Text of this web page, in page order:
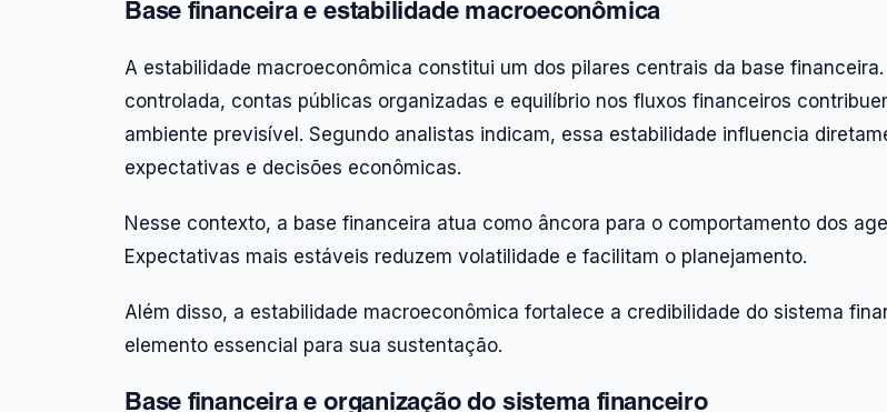
Base financeira e estabilidade macroeconômica
A estabilidade macroeconômica constitui um dos pilares centrais da base
controlada, contas públicas organizadas e equilíbrio nos fluxos financeiros
ambiente previsível. Segundo analistas indicam, essa estabilidade influencia
expectativas e decisões econômicas.
Nesse contexto, a base financeira atua como âncora para o comportamento dos
Expectativas mais estáveis reduzem volatilidade e facilitam o planejamento.
Além disso, a estabilidade macroeconômica fortalece a credibilidade do sistema
elemento essencial para sua sustentação.
Base financeira e organização do sistema financeiro